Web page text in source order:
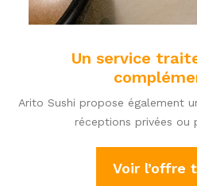
Un service
Arito Sushi propose également
réceptions privées ou
Voir l’offre